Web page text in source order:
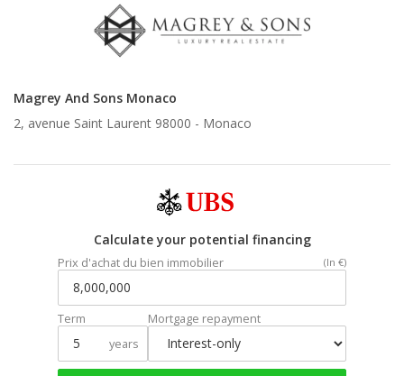
Magrey And Sons Monaco
2, avenue Saint Laurent 98000 - Monaco
Calculate your potential financing
Prix d'achat du bien immobilier (In €)
Term
years
Mortgage repayment